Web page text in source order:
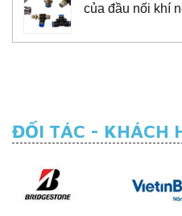
của đầu nối khí
ĐỐI TÁC - KHÁCH